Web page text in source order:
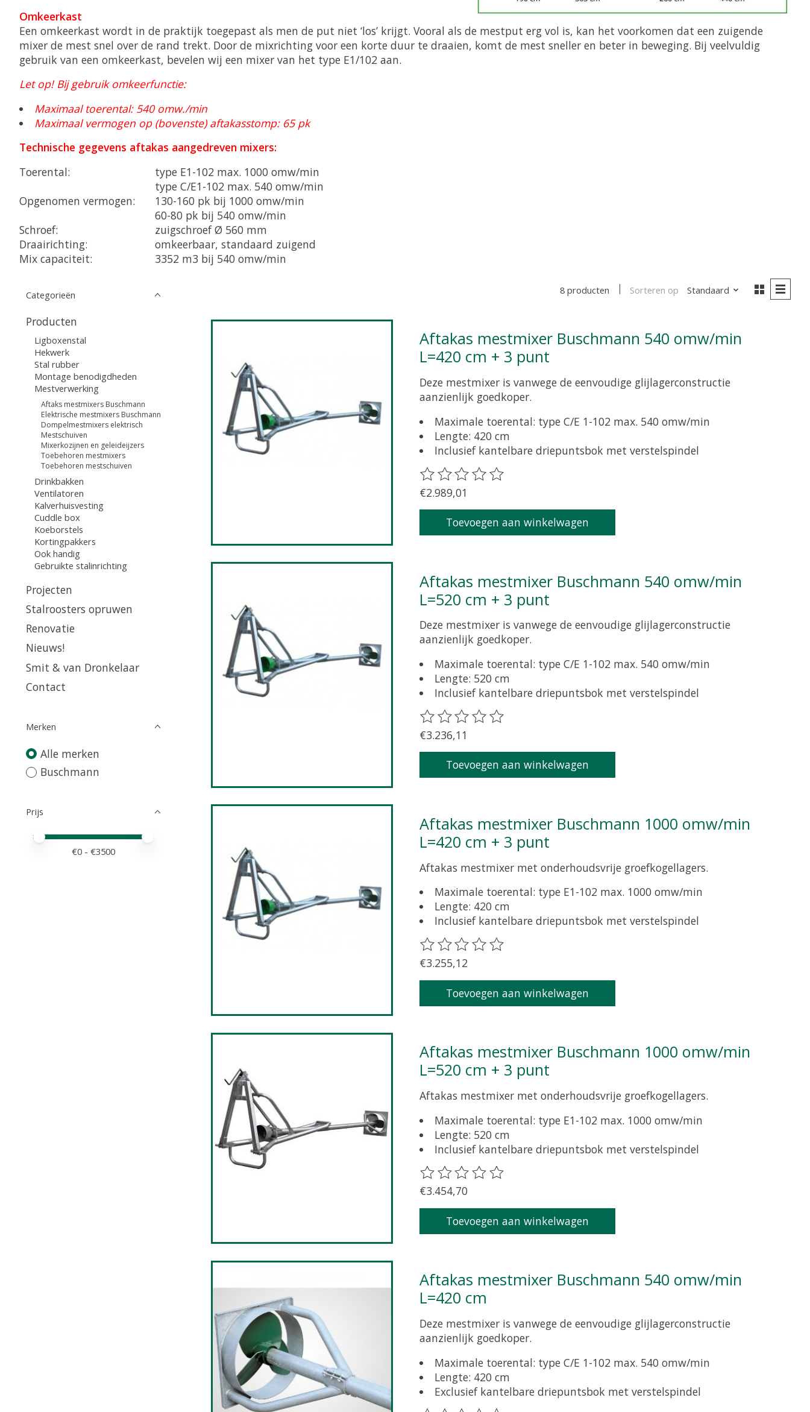
Omkeerkast
Een omkeerkast wordt in de praktijk toegepast als men de put niet ‘los’ krijgt. Vooral als de mestput erg vol is, kan het voorkomen dat een zuigende
mixer de mest snel over de rand trekt. Door de mixrichting voor een korte duur te draaien, komt de mest sneller en beter in beweging. Bij veelvuldig
gebruik van een omkeerkast, bevelen wij een mixer van het type E1/102 aan.
Let op! Bij gebruik omkeerfunctie:
Maximaal toerental: 540 omw./min
Maximaal vermogen op (bovenste) aftakasstomp: 65 pk
Technische gegevens aftakas aangedreven mixers:
Toerental:
type E1-102 max. 1000 omw/min
type C/E1-102 max. 540 omw/min
Opgenomen vermogen:
130-160 pk bij 1000 omw/min
60-80 pk bij 540 omw/min
Schroef:
zuigschroef Ø 560 mm
Draairichting:
omkeerbaar, standaard zuigend
Mix capaciteit:
3352 m3 bij 540 omw/min
Categorieën
Producten
Ligboxenstal
Hekwerk
Stal rubber
Montage benodigdheden
Mestverwerking
Aftaks mestmixers Buschmann
Elektrische mestmixers Buschmann
Dompelmestmixers elektrisch
Mestschuiven
Mixerkozijnen en geleideijzers
Toebehoren mestmixers
Toebehoren mestschuiven
Drinkbakken
Ventilatoren
Kalverhuisvesting
Cuddle box
Koeborstels
Kortingpakkers
Ook handig
Gebruikte stalinrichting
Projecten
Stalroosters opruwen
Renovatie
Nieuws!
Smit & van Dronkelaar
Contact
Merken
Alle merken
Buschmann
Prijs
Minimale prijswaarde
Price maximum value
€0 - €3500
8 producten Sorteren op Standaard
Aftakas mestmixer Buschmann 540 omw/min
L=420 cm + 3 punt
Deze mestmixer is vanwege de eenvoudige glijlagerconstructie
aanzienlijk goedkoper.
Maximale toerental: type C/E 1-102 max. 540 omw/min
Lengte: 420 cm
Inclusief kantelbare driepuntsbok met verstelspindel
De beoordeling van dit product is
€2.989,01
Toevoegen aan winkelwagen
Aftakas mestmixer Buschmann 540 omw/min
L=520 cm + 3 punt
Deze mestmixer is vanwege de eenvoudige glijlagerconstructie
aanzienlijk goedkoper.
Maximale toerental: type C/E 1-102 max. 540 omw/min
Lengte: 520 cm
Inclusief kantelbare driepuntsbok met verstelspindel
De beoordeling van dit product is
€3.236,11
Toevoegen aan winkelwagen
Aftakas mestmixer Buschmann 1000 omw/min
L=420 cm + 3 punt
Aftakas mestmixer met onderhoudsvrije groefkogellagers.
Maximale toerental: type E1-102 max. 1000 omw/min
Lengte: 420 cm
Inclusief kantelbare driepuntsbok met verstelspindel
De beoordeling van dit product is
€3.255,12
Toevoegen aan winkelwagen
Aftakas mestmixer Buschmann 1000 omw/min
L=520 cm + 3 punt
Aftakas mestmixer met onderhoudsvrije groefkogellagers.
Maximale toerental: type E1-102 max. 1000 omw/min
Lengte: 520 cm
Inclusief kantelbare driepuntsbok met verstelspindel
De beoordeling van dit product is
€3.454,70
Toevoegen aan winkelwagen
Aftakas mestmixer Buschmann 540 omw/min
L=420 cm
Deze mestmixer is vanwege de eenvoudige glijlagerconstructie
aanzienlijk goedkoper.
Maximale toerental: type C/E 1-102 max. 540 omw/min
Lengte: 420 cm
Exclusief kantelbare driepuntsbok met verstelspindel